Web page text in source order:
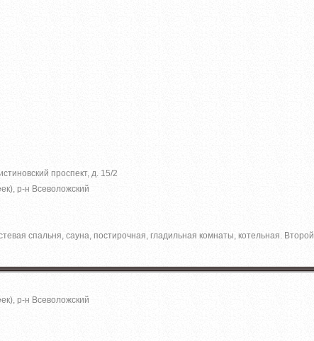
проспект, д. 15/2
р-н Всеволожский
спальня, сауна, постирочная, гладильная комнаты, котельная. Второй
р-н Всеволожский